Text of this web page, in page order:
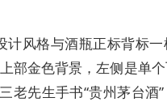
计风格与酒瓶正标背标
部金色背景，左侧是单
老先生手书“贵州茅台酒